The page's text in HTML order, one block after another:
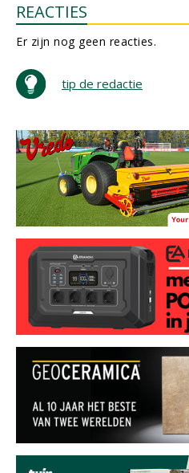
REACTIES
Er zijn nog geen reacties.
tip de redactie